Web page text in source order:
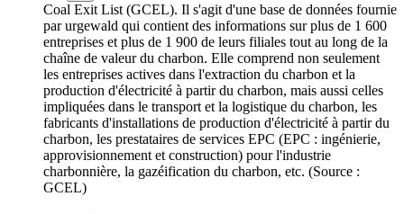
Coal Exit List (GCEL). Il s'agit d'une base de données fournie
par urgewald qui contient des informations sur plus de 1 600
entreprises et plus de 1 900 de leurs filiales tout au long de la
chaîne de valeur du charbon. Elle comprend non seulement
les entreprises actives dans l'extraction du charbon et la
production d'électricité à partir du charbon, mais aussi celles
impliquées dans le transport et la logistique du charbon, les
fabricants d'installations de production d'électricité à partir du
charbon, les prestataires de services EPC (EPC : ingénierie,
approvisionnement et construction) pour l'industrie
charbonnière, la gazéification du charbon, etc. (Source :
GCEL)